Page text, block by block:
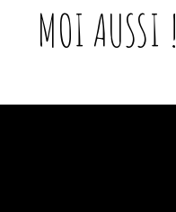
MOI AUSSI !